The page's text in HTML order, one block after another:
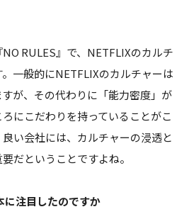
NO RULES』で、NETFLIXのカルチ
一般的にNETFLIXのカルチャーは
すが、その代わりに「能力密度」が
にこだわりを持っていることがこ
い会社には、カルチャーの浸透と
だということですよね。
注目したのですか